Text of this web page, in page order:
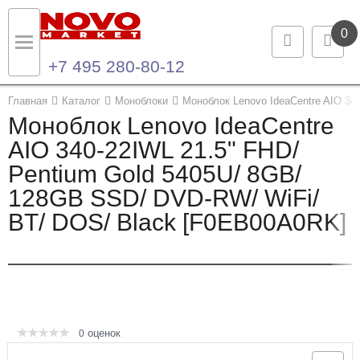
0
+7 495 280-80-12
Главная Каталог Моноблоки Моноблок Lenovo IdeaCentre AIO
Моноблок Lenovo IdeaCentre
AIO 340-22IWL 21.5" FHD/
Pentium Gold 5405U/ 8GB/
128GB SSD/ DVD-RW/ WiFi/
BT/ DOS/ Black [F0EB00A0RK]
0 оценок
Назад
Каталог продукции
Ноутбуки и ультрабуки
Компьютеры
Назад
Контакты
Контактная информация